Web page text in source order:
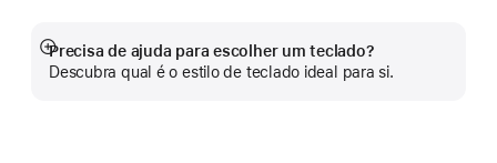
Precisa de ajuda para escolher um teclado?
Descubra qual é o estilo de teclado ideal para si.
Veja
mais